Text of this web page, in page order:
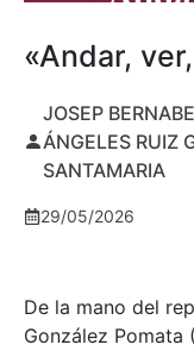
«Andar,
JOSEP
ÁNGELES RUIZ
SANTAMARIA
29/05/2026
De la mano del
González